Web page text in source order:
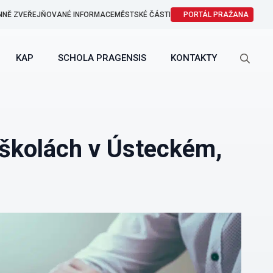
ZVEŘEJŇOVANÉ INFORMACEMĚSTSKÉ ČÁSTI PORTÁL PRAŽANA
KAP SCHOLA PRAGENSIS KONTAKTY
v Ústeckém,